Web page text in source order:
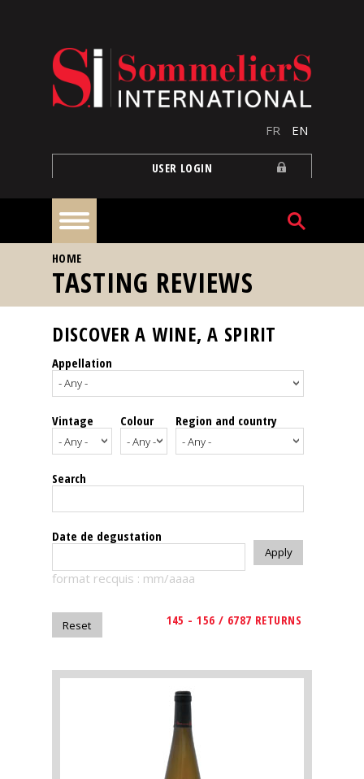
FR EN
USER LOGIN
Home
Our
events
Spirits
Tasting
reviews
The
magazine
Magazine
YOU ARE HERE
HOME
TASTING REVIEWS
DISCOVER A WINE, A SPIRIT
Appellation
Vintage Colour Region and country
Search
Date de degustation
format recquis : mm/aaaa
145 - 156 / 6787 RETURNS